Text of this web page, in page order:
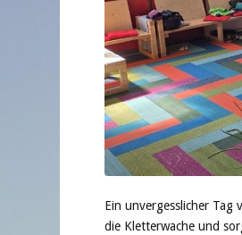
Ein unvergesslicher Tag
die Kletterwache und